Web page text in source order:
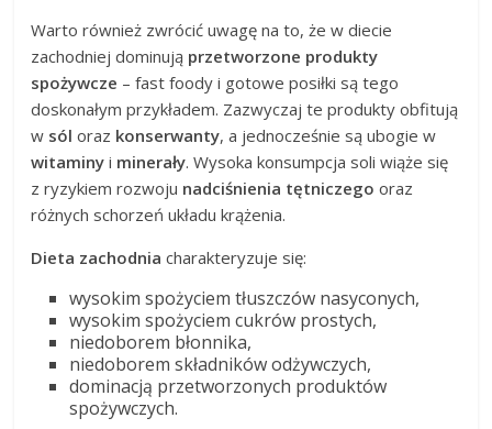
Warto również zwrócić uwagę na to, że w diecie
zachodniej dominują przetworzone produkty
spożywcze – fast foody i gotowe posiłki są tego
doskonałym przykładem. Zazwyczaj te produkty obfitują
w sóloraz konserwanty, a jednocześnie są ubogie w
witaminy i minerały. Wysoka konsumpcja soli wiąże się
z ryzykiem rozwoju nadciśnienia tętniczego oraz
różnych schorzeń układu krążenia.
Dieta zachodnia charakteryzuje się:
wysokim spożyciem tłuszczów nasyconych,
wysokim spożyciem cukrów prostych,
niedoborem błonnika,
niedoborem składników odżywczych,
dominacją przetworzonych produktów
spożywczych.